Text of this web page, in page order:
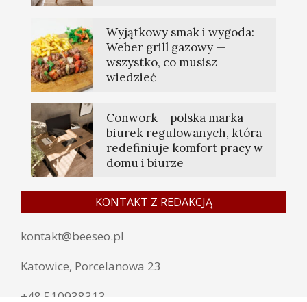
Wyjątkowy smak i wygoda:
Weber grill gazowy —
wszystko, co musisz
wiedzieć
Conwork – polska marka
biurek regulowanych, która
redefiniuje komfort pracy w
domu i biurze
KONTAKT Z REDAKCJĄ
kontakt@beeseo.pl
Katowice, Porcelanowa 23
+48 510938313